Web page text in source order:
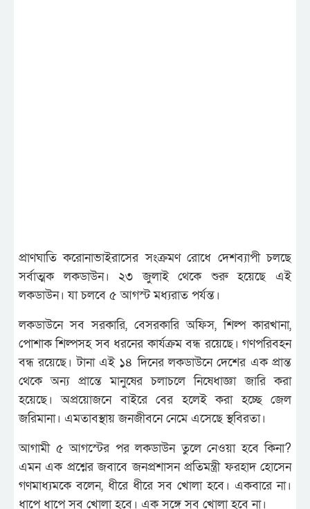
প্রাণঘাতি করোনাভাইরাসের সংক্রমণ রোধে দেশব্যাপী চলছে
সর্বাত্মক লকডাউন। ২৩ জুলাই থেকে শুরু হয়েছে এই
লকডাউন। যা চলবে ৫ আগস্ট মধ্যরাত পর্যন্ত।
লকডাউনে সব সরকারি, বেসরকারি অফিস, শিল্প কারখানা,
পোশাক শিল্পসহ সব ধরনের কার্যক্রম বন্ধ রয়েছে। গণপরিবহন
বন্ধ রয়েছে। টানা এই ১৪ দিনের লকডাউনে দেশের এক প্রান্ত
থেকে অন্য প্রান্তে মানুষের চলাচলে নিষেধাজ্ঞা জারি করা
হয়েছে। অপ্রয়োজনে বাইরে বের হলেই করা হচ্ছে জেল
জরিমানা। এমতাবস্থায় জনজীবনে নেমে এসেছে স্থবিরতা।
আগামী ৫ আগস্টের পর লকডাউন তুলে নেওয়া হবে কিনা?
এমন এক প্রশ্নের জবাবে জনপ্রশাসন প্রতিমন্ত্রী ফরহাদ হোসেন
গণমাধ্যমকে বলেন, ধীরে ধীরে সব খোলা হবে। একবারে না।
ধাপে ধাপে সব খোলা হবে। এক সঙ্গে সব খোলা হবে না।